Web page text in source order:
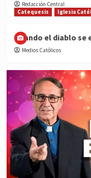
Redacción Central
Catequesis
Iglesia
Cuando el diablo se
Medios Católicos